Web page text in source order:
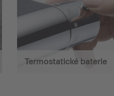
Termostatické baterie